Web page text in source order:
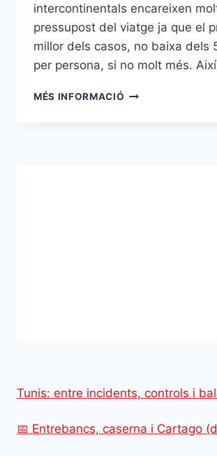
intercontinentals encareixen
pressupost del viatge ja que el
millor dels casos, no baixa dels
per persona, si no molt més.
MÉS INFORMACIÓ RÚSSIA
Tunis: entre incidents, controls i
📅 Entrebancs, caserna i Cartago